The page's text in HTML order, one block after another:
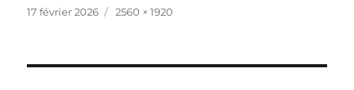
Publié
17 février 2026
Taille
2560 × 1920